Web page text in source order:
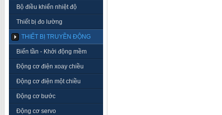
Bộ điều khiển nhiệt độ
Thiết bị đo lường
THIẾT BỊ TRUYỀN ĐỘNG
Biến tần - Khởi động mềm
Động cơ điện xoay chiều
Động cơ điện một chiều
Động cơ bước
Động cơ servo